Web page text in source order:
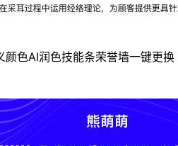
颜色AI润色技能条荣誉墙一键更换